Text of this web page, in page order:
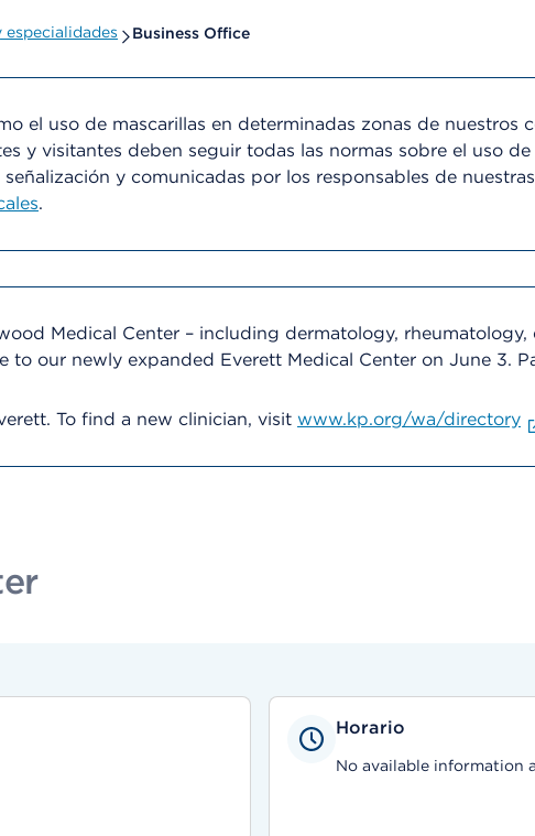
Business Office
el uso de mascarillas en determinadas zonas de nuestros
y visitantes deben seguir todas las normas sobre el uso
y comunicadas por los responsables de
.
Medical Center – including dermatology,
to our newly expanded Everett Medical Center on June 3.
To find a new clinician, visit www.kp.org/wa/directory
Horario
No available information